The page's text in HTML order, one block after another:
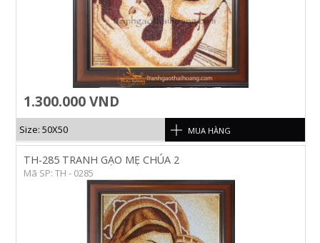
1.300.000 VND
Size: 50X50 MUA HÀNG
TH-285 TRANH GẠO MẸ CHÚA 2
Mã SP: TH - 0285